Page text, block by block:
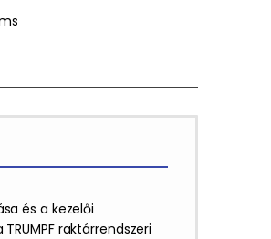
és a kezelői
raktárrendszeri